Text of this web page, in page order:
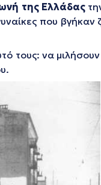
της Ελλάδας
που
τους: να